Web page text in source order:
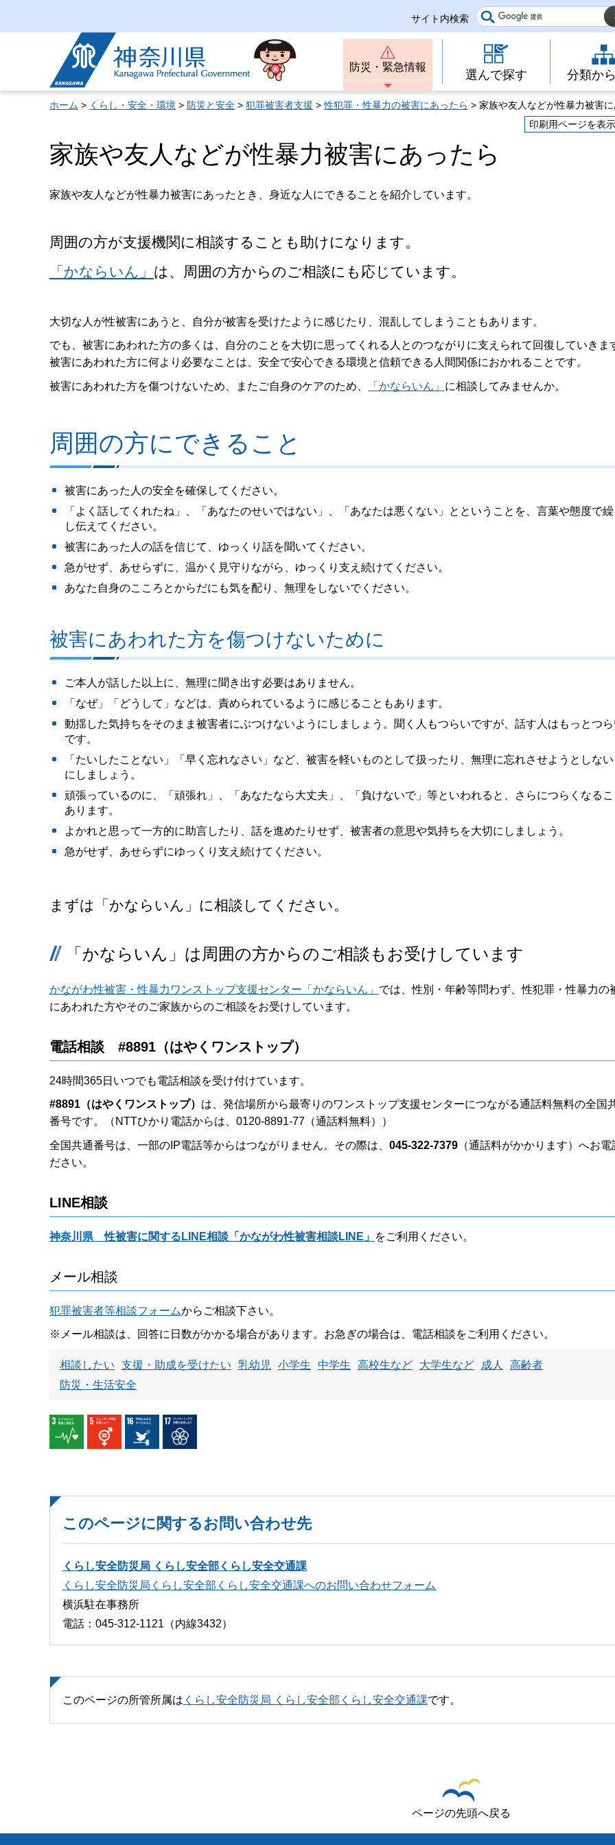
サイト内検索
神奈川県
防災・緊急情報
選んで探す 分類か
ホーム > くらし・安全・環境 > 防災と安全 > 犯罪被害者支援 >性犯罪・性暴力の被害にあったら > 家族や友人などが性暴力被害
印刷用ページを表示
家族や友人などが性暴力被害にあったら
家族や友人などが性暴力被害にあったとき、身近な人にできることを紹介しています。
周囲の方が支援機関に相談することも助けになります。
「かならいん」 は、周囲の方からのご相談にも応じています。
大切な人が性被害にあうと、自分が被害を受けたように感じたり、混乱してしまうこともあります。
でも、被害にあわれた方の多くは、自分のことを大切に思ってくれる人とのつながりに支えられて回復していきま
被害にあわれた方に何より必要なことは、安全で安心できる環境と信頼できる人間関係におかれることです。
被害にあわれた方を傷つけないため、またご自身のケアのため、 「かならいん」 に相談してみませんか。
周囲の方にできること
被害にあった人の安全を確保してください。
「よく話してくれたね」、「あなたのせいではない」、「あなたは悪くない」とということを、言葉や態度で繰
し伝えてください。
被害にあった人の話を信じて、ゆっくり話を聞いてください。
急がせず、あせらずに、温かく見守りながら、ゆっくり支え続けてください。
あなた自身のこころとからだにも気を配り、無理をしないでください。
被害にあわれた方を傷つけないために
ご本人が話した以上に、無理に聞き出す必要はありません。
「なぜ」「どうして」などは、責められているように感じることもあります。
動揺した気持ちをそのまま被害者にぶつけないようにしましょう。聞く人もつらいですが、話す人はもっとつ
です。
「たいしたことない」「早く忘れなさい」など、被害を軽いものとして扱ったり、無理に忘れさせようとしない
にしましょう。
頑張っているのに、「頑張れ」、「あなたなら大丈夫」、「負けないで」等といわれると、さらにつらくなるこ
あります。
よかれと思って一方的に助言したり、話を進めたりせず、被害者の意思や気持ちを大切にしましょう。
急がせず、あせらずにゆっくり支え続けてください。
まずは「かならいん」に相談してください。
「かならいん」は周囲の方からのご相談もお受けしています
かながわ性被害・性暴力ワンストップ支援センター「かならいん」 では、性別・年齢等問わず、性犯罪・性暴力の
にあわれた方やそのご家族からのご相談をお受けしています。
電話相談 #8891（はやくワンストップ）
24時間365日いつでも電話相談を受け付けています。
#8891（はやくワンストップ） は、発信場所から最寄りのワンストップ支援センターにつながる通話料無料の全国
番号です。（NTTひかり電話からは、0120-8891-77（通話料無料））
全国共通番号は、一部のIP電話等からはつながりません。その際は、 045-322-7379 （通話料がかかります）へお電
ださい。
LINE相談
神奈川県 性被害に関するLINE相談「かながわ性被害相談LINE」 をご利用ください。
メール相談
犯罪被害者等相談フォームからご相談下さい。
※メール相談は、回答に日数がかかる場合があります。お急ぎの場合は、電話相談をご利用ください。
相談したい 支援・助成を受けたい 乳幼児 小学生 中学生 高校生など 大学生など 成人
高齢者
防災・生活安全
このページに関するお問い合わせ先
くらし安全防災局 くらし安全部くらし安全交通課
くらし安全防災局くらし安全部くらし安全交通課へのお問い合わせフォーム
横浜駐在事務所
電話：045-312-1121（内線3432）
このページの所管所属は くらし安全防災局 くらし安全部くらし安全交通課です。
ページの先頭へ戻る